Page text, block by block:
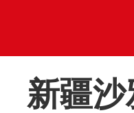
新疆